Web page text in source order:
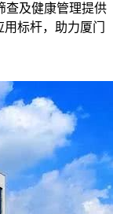
查及健康管理提供
标杆，助力厦门